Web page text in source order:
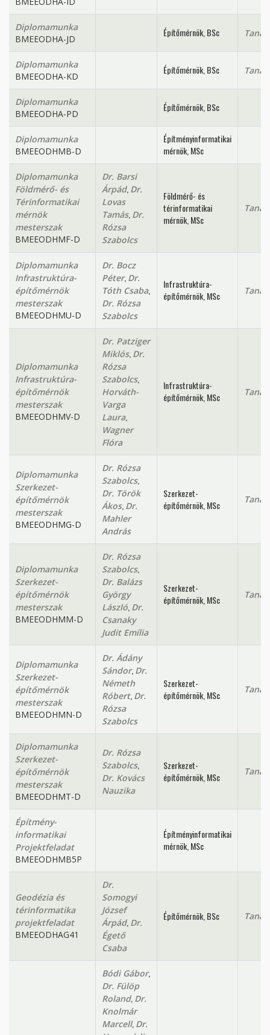
Diplomamunka
BMEEODHA-JD
Építőmérnök, BSc
Diplomamunka
BMEEODHA-KD
Építőmérnök, BSc
Diplomamunka
BMEEODHA-PD
Építőmérnök, BSc
Diplomamunka
BMEEODHMB-D
Építményinformatikai
mérnök, MSc
Diplomamunka
Földmérő- és
Térinformatikai
mérnök
mesterszak
BMEEODHMF-D
Dr. Barsi
Árpád, Dr.
Lovas
Tamás, Dr.
Rózsa
Szabolcs
Földmérő- és
térinformatikai
mérnök, MSc
Diplomamunka
Infrastruktúra-
építőmérnök
mesterszak
BMEEODHMU-D
Dr. Bocz
Péter, Dr.
Tóth Csaba,
Dr. Rózsa
Szabolcs
Infrastruktúra-
építőmérnök, MSc
Diplomamunka
Infrastruktúra-
építőmérnök
mesterszak
BMEEODHMV-D
Dr. Patziger
Miklós, Dr.
Rózsa
Szabolcs,
Horváth-
Varga
Laura,
Wagner
Flóra
Infrastruktúra-
építőmérnök, MSc
Diplomamunka
Szerkezet-
építőmérnök
mesterszak
BMEEODHMG-D
Dr. Rózsa
Szabolcs,
Dr. Török
Ákos, Dr.
Mahler
András
Szerkezet-
építőmérnök, MSc
Diplomamunka
Szerkezet-
építőmérnök
mesterszak
BMEEODHMM-D
Dr. Rózsa
Szabolcs,
Dr. Balázs
György
László Dr.
Csanaky
Judit Emília
Szerkezet-
építőmérnök, MSc
Diplomamunka
Szerkezet-
építőmérnök
mesterszak
BMEEODHMN-D
Dr. Ádány
Sándor, Dr.
Németh
Róbert, Dr.
Rózsa
Szabolcs
Szerkezet-
építőmérnök, MSc
Diplomamunka
Szerkezet-
építőmérnök
mesterszak
BMEEODHMT-D
Dr. Rózsa
Szabolcs,
Dr. Kovács
Nauzika
Szerkezet-
építőmérnök, MSc
Építmény-
informatikai
Projektfeladat
BMEEODHMB5P
Építményinformatikai
mérnök, MSc
Geodézia és
térinformatika
projektfeladat
BMEEODHAG41
Dr.
Somogyi
József
Árpád, Dr.
Égető
Csaba
Építőmérnök, BSc
Bódi Gábor,
Dr. Fülöp
Roland, Dr.
Knolmár
Marcell, Dr.